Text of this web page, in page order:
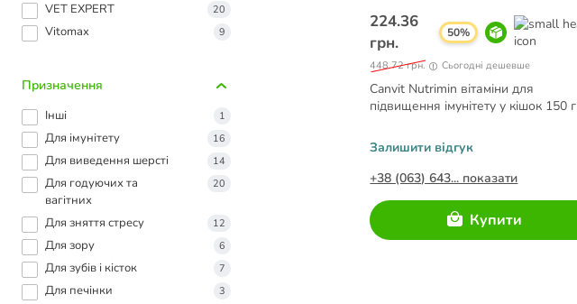
VET EXPERT 20
Vitomax 9
Призначення
Інші 1
Для імунітету 16
Для виведення шерсті 14
Для годуючих та
вагітних
20
Для зняття стресу 12
Для зору 6
Для зубів і кісток 7
Для печінки 3
224.36
грн.
50%
448.72 грн. Сьогодні дешевше
Canvit Nutrimin вітаміни для
підвищення імунітету у кішок 150 г
Залишити відгук
+38 (063) 643... показати
Купити